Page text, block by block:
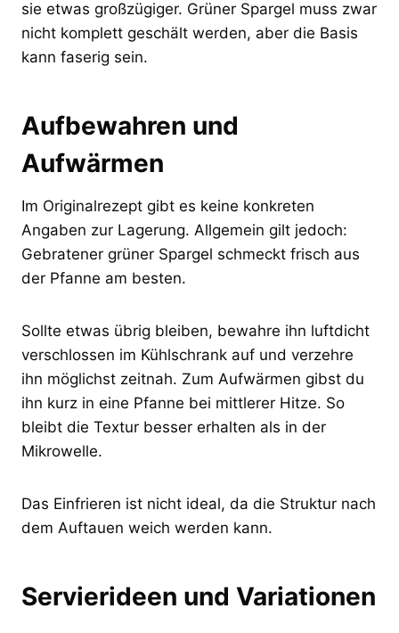
sie etwas großzügiger. Grüner Spargel muss zwar
nicht komplett geschält werden, aber die Basis
kann faserig sein.
Aufbewahren und
Aufwärmen
Im Originalrezept gibt es keine konkreten
Angaben zur Lagerung. Allgemein gilt jedoch:
Gebratener grüner Spargel schmeckt frisch aus
der Pfanne am besten.
Sollte etwas übrig bleiben, bewahre ihn luftdicht
verschlossen im Kühlschrank auf und verzehre
ihn möglichst zeitnah. Zum Aufwärmen gibst du
ihn kurz in eine Pfanne bei mittlerer Hitze. So
bleibt die Textur besser erhalten als in der
Mikrowelle.
Das Einfrieren ist nicht ideal, da die Struktur nach
dem Auftauen weich werden kann.
Servierideen und Variationen